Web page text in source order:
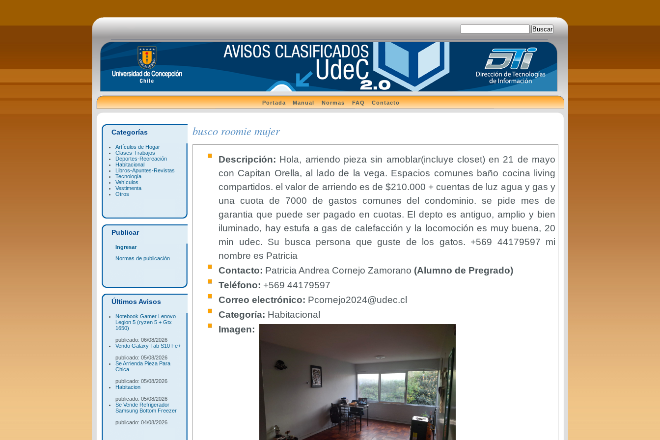
Portada Manual Normas FAQ Contacto
Categorías
Artículos de Hogar
Clases-Trabajos
Deportes-Recreación
Habitacional
Libros-Apuntes-Revistas
Tecnología
Vehículos
Vestimenta
Otros
Publicar
Ingresar
Normas de publicación
Últimos Avisos
Notebook Gamer Lenovo
Legion 5 (ryzen 5 + Gtx
1650)
publicado: 06/08/2026
Vendo Galaxy Tab S10 Fe+
publicado: 05/08/2026
Se Arrienda Pieza Para
Chica
publicado: 05/08/2026
Habitacion
publicado: 05/08/2026
Se Vende Refrigerador
Samsung Bottom Freezer
publicado: 04/08/2026
busco roomie mujer
Descripción: Hola, arriendo pieza sin amoblar(incluye closet) en 21 de mayo
con Capitan Orella, al lado de la vega. Espacios comunes baño cocina living
compartidos. el valor de arriendo es de $210.000 + cuentas de luz agua y gas y
una cuota de 7000 de gastos comunes del condominio. se pide mes de
garantia que puede ser pagado en cuotas. El depto es antiguo, amplio y bien
iluminado, hay estufa a gas de calefacción y la locomoción es muy buena, 20
min udec. Su busca persona que guste de los gatos. +569 44179597 mi
nombre es Patricia
Contacto: Patricia Andrea Cornejo Zamorano (Alumno de Pregrado)
Teléfono: +569 44179597
Correo electrónico: Pcornejo2024@udec.cl
Categoría: Habitacional
Imagen: